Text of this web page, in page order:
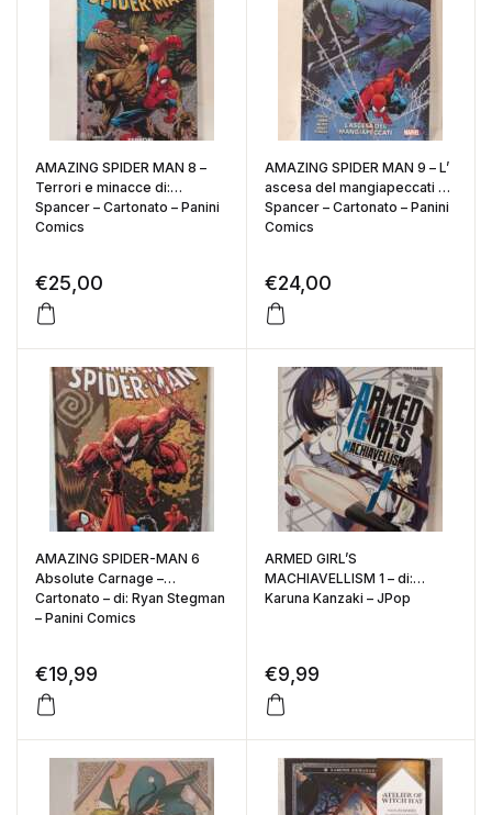
AMAZING SPIDER MAN 8 –
Terrori e minacce di:
Spancer – Cartonato – Panini
Comics
€25,00
AMAZING SPIDER MAN 9 – L’
ascesa del mangiapeccati di:
Spancer – Cartonato – Panini
Comics
€24,00
AMAZING SPIDER-MAN 6
Absolute Carnage –
Cartonato – di: Ryan Stegman
– Panini Comics
€19,99
ARMED GIRL’S
MACHIAVELLISM 1 – di:
Karuna Kanzaki – JPop
€9,99